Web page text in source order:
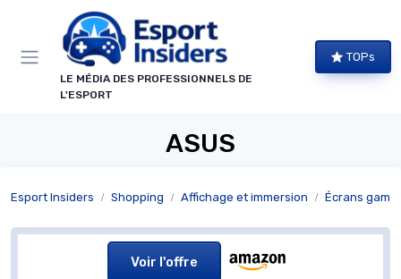
LE MÉDIA DES PROFESSIONNELS DE
L'ESPORT
TOPs
ASUS
Esport Insiders Shopping Affichage et immersion Écrans
Voir l'offre
Panneau de gestion des cookies